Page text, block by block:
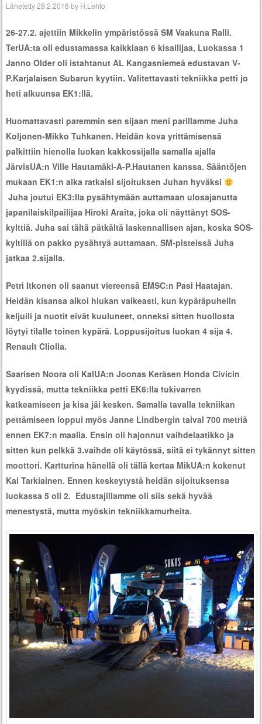
Lähetetty28.2.2016 by H.Lehto
26-27.2. ajettiin Mikkelin ympäristössä SM Vaakuna Ralli.
TerUA:ta oli edustamassa kaikkiaan 6 kisailijaa, Luokassa 1
Janno Older oli istahtanut AL Kangasniemeä edustavan V-
P.Karjalaisen Subarun kyytiin. Valitettavasti tekniikka petti jo
heti alkuunsa EK1:llä.
Huomattavasti paremmin sen sijaan meni parillamme Juha
Koljonen-Mikko Tuhkanen. Heidän kova yrittämisensä
palkittiin hienolla luokan kakkossijalla samalla ajalla
JärvisUA:n Ville Hautamäki-A-P.Hautanen kanssa. Sääntöjen
mukaan EK1:n aika ratkaisi sijoituksen Juhan hyväksi
Juha joutui EK3:lla pysähtymään auttamaan ulosajanutta
japanilaiskilpailijaa Hiroki Araita, joka oli näyttänyt SOS-
kylttiä. Juha sai tältä pätkältä laskennallisen ajan, koska SOS-
kyltillä on pakko pysähtyä auttamaan. SM-pisteissä Juha
jatkaa 2.sijalla.
Petri Itkonen oli saanut viereensä EMSC:n Pasi Haatajan.
Heidän kisansa alkoi hiukan vaikeasti, kun kypäräpuhelin
keljuili ja nuotit eivät kuuluneet, onneksi sitten huollosta
löytyi tilalle toinen kypärä. Loppusijoitus luokan 4 sija 4.
Renault Cliolla.
Saarisen Noora oli KalUA:n Joonas Keräsen Honda Civicin
kyydissä, mutta tekniikka petti EK6:lla tukivarren
katkeamiseen ja kisa jäi kesken. Samalla tavalla tekniikan
pettämiseen loppui myös Janne Lindbergin taival 700 metriä
ennen EK7:n maalia. Ensin oli hajonnut vaihdelaatikko ja
sitten kun pelkkä 3.vaihde oli käytössä, siitä ei tykännyt sitten
moottori. Kartturina hänellä oli tällä kertaa MikUA:n kokenut
Kai Tarkiainen. Ennen keskeytystä heidän sijoituksensa
luokassa 5 oli 2. Edustajillamme oli siis sekä hyvää
menestystä, mutta myöskin tekniikkamurheita.